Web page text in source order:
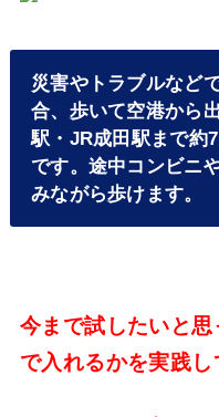
災害やトラブルなど
合、歩いて空港から
駅・JR成田駅まで約
です。途中コンビニ
みながら歩けます。
今まで試したいと
で入れるかを実践し